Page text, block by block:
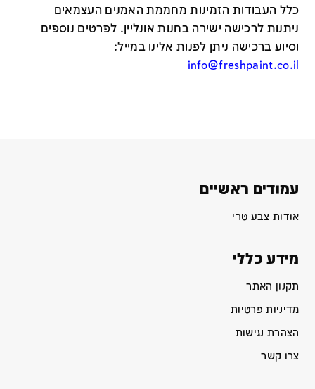
כלל העבודות הזמינות מחממת האמנים העצמאים
ניתנות לרכישה ישירה בחנות אונליין. לפרטים נוספים
וסיוע ברכישה ניתן לפנות אלינו במייל:
info@freshpaint.co.il
עמודים ראשיים
אודות צבע טרי
מידע כללי
תקנון האתר
מדיניות פרטיות
הצהרת נגישות
צרו קשר